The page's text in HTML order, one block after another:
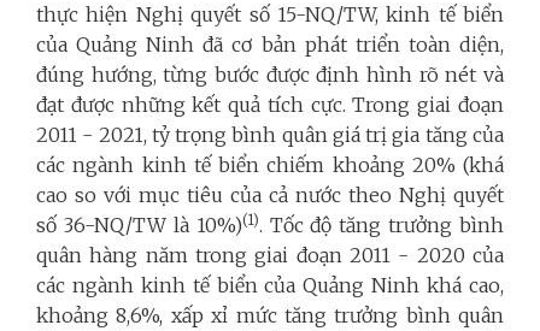
thực hiện Nghị quyết số 15-NQ/TW, kinh tế biển
của Quảng Ninh đã cơ bản phát triển toàn diện,
đúng hướng, từng bước được định hình rõ nét và
đạt được những kết quả tích cực. Trong giai đoạn
2011 - 2021, tỷ trọng bình quân giá trị gia tăng của
các ngành kinh tế biển chiếm khoảng 20% (khá
cao so với mục tiêu của cả nước theo Nghị quyết
số 36-NQ/TW là 10%)(1). Tốc độ tăng trưởng bình
quân hàng năm trong giai đoạn 2011 - 2020 của
các ngành kinh tế biển của Quảng Ninh khá cao,
khoảng 8,6%, xấp xỉ mức tăng trưởng bình quân